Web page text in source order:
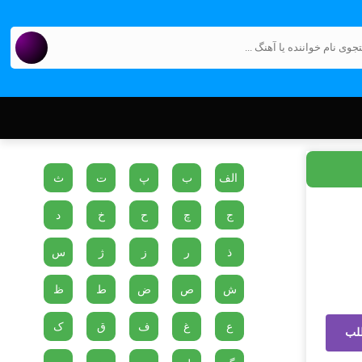
الف ب پ ت ث
ج چ ح خ د
ذ ر ز ژ س
ش ص ض ط ظ
ع غ ف ق ک